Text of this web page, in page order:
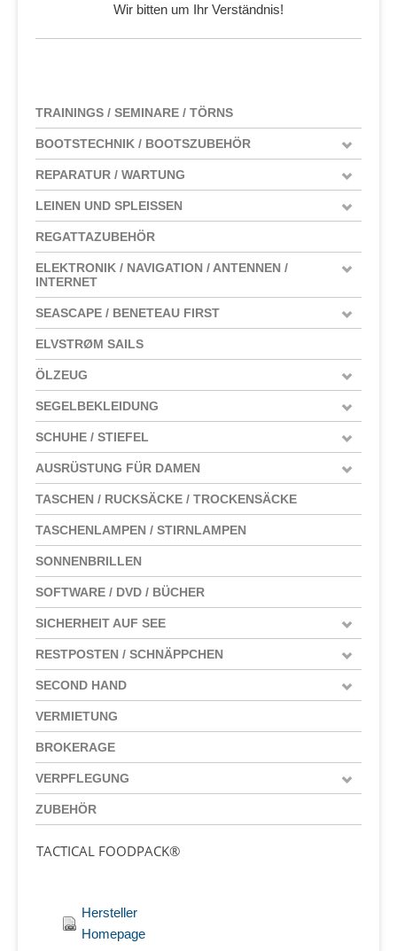
Wir bitten um Ihr Verständnis!
TRAININGS / SEMINARE / TÖRNS
BOOTSTECHNIK / BOOTSZUBEHÖR
REPARATUR / WARTUNG
LEINEN UND SPLEISSEN
REGATTAZUBEHÖR
ELEKTRONIK / NAVIGATION / ANTENNEN /
INTERNET
SEASCAPE / BENETEAU FIRST
ELVSTRØM SAILS
ÖLZEUG
SEGELBEKLEIDUNG
SCHUHE / STIEFEL
AUSRÜSTUNG FÜR DAMEN
TASCHEN / RUCKSÄCKE / TROCKENSÄCKE
TASCHENLAMPEN / STIRNLAMPEN
SONNENBRILLEN
SOFTWARE / DVD / BÜCHER
SICHERHEIT AUF SEE
RESTPOSTEN / SCHNÄPPCHEN
SECOND HAND
VERMIETUNG
BROKERAGE
VERPFLEGUNG
ZUBEHÖR
TACTICAL FOODPACK®
Hersteller
Homepage